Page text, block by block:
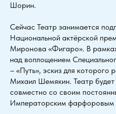
Шорин.
Сейчас Театр занимается
Национальной актёрской
Миронова «Фигаро». В
над воплощением
– «Путь», эскиз для которого
Михаил Шемякин. Театр будет
совместно со своим
Императорским фарфоровым